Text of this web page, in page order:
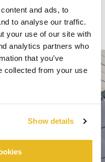
and ads, to
to analyse our traffic.
your use of our site with
analytics partners who
that you’ve
collected from your use
Show details